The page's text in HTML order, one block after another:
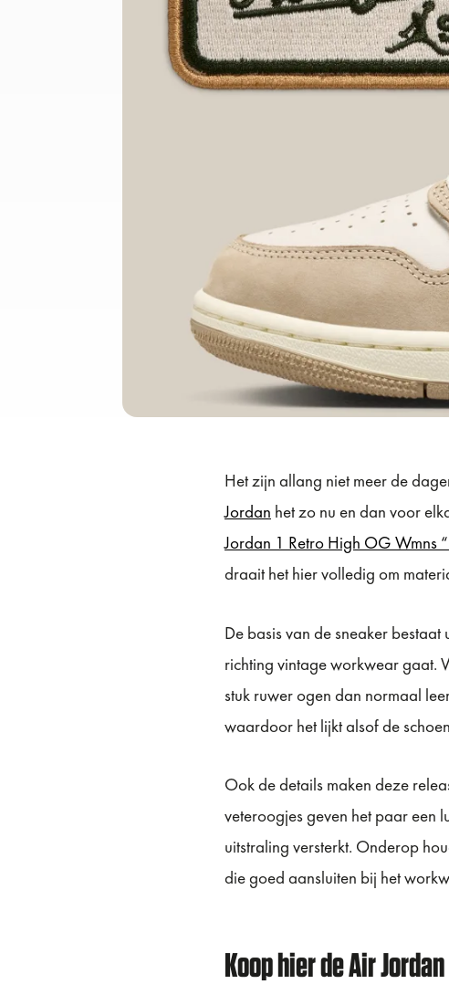
Het zijn allang niet meer de
Jordan het zo nu en dan voor
Jordan 1 Retro High OG Wmns
draait het hier volledig om
De basis van de sneaker
richting vintage workwear gaat.
stuk ruwer ogen dan normaal
waardoor het lijkt alsof de
Ook de details maken deze
veteroogjes geven het paar een
uitstraling versterkt. Onderop
die goed aansluiten bij het
Koop hier de Air